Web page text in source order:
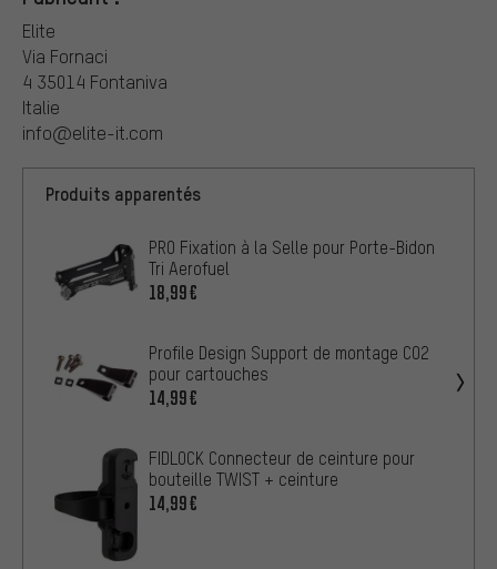
Elite
Via Fornaci
4 35014 Fontaniva
Italie
info@elite-it.com
Produits apparentés
PRO Fixation à la Selle pour Porte-Bidon
Tri Aerofuel
18,99€
Profile Design Support de montage CO2
pour cartouches
14,99€
FIDLOCK Connecteur de ceinture pour
bouteille TWIST + ceinture
14,99€